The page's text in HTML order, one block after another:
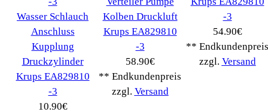
Liefer- & Versandkosten
Datenschutzerklärung
Unsere AGBs
Impressum
Widerrufsrecht
RMA & Service
Anteile
Kunden Werben